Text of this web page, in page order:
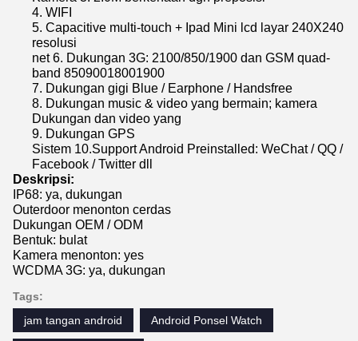
4. WIFI
5. Capacitive multi-touch + Ipad Mini lcd layar 240X240
resolusi
net 6. Dukungan 3G: 2100/850/1900 dan GSM quad-
band 85090018001900
7. Dukungan gigi Blue / Earphone / Handsfree
8. Dukungan music & video yang bermain; kamera
Dukungan dan video yang
9. Dukungan GPS
Sistem 10.Support Android Preinstalled: WeChat / QQ /
Facebook / Twitter dll
Deskripsi:
IP68: ya, dukungan
Outerdoor menonton cerdas
Dukungan OEM / ODM
Bentuk: bulat
Kamera menonton: yes
WCDMA 3G: ya, dukungan
Tags:
jam tangan android
Android Ponsel Watch